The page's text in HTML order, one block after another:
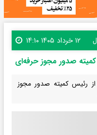
۱۲ خرداد ۱۴۰۵ ۱۴:۱۰
صدور مجوز حرفه‌ای
رئیس کمیته صدور مجوز